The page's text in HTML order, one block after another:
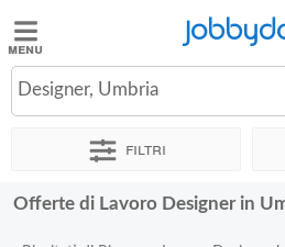
Jobbydoo
Offerte
Stipendi
Designer, Umbria
Filtri
Offerte di Lavoro Designer in